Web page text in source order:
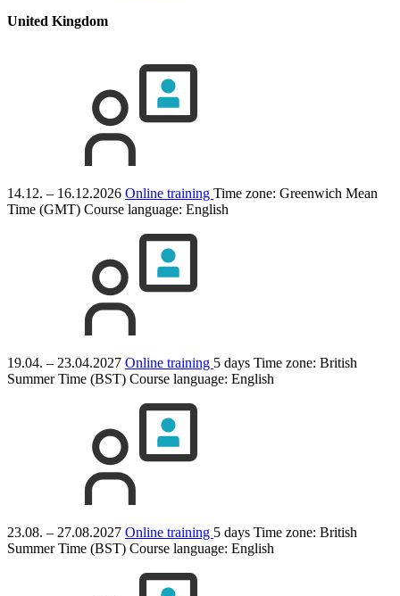
United Kingdom
14.12. – 16.12.2026 Online training Time zone: Greenwich Mean
Time (GMT) Course language: English
19.04. – 23.04.2027 Online training 5 days Time zone: British
Summer Time (BST) Course language: English
23.08. – 27.08.2027 Online training 5 days Time zone: British
Summer Time (BST) Course language: English